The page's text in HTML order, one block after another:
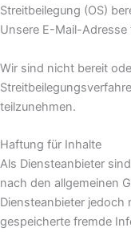
Streitbeilegung (OS)
Unsere E-Mail-
Wir sind nicht bereit
teilzunehmen.
Haftung für Inhalte
Als Diensteanbieter
nach den allgemeinen
Diensteanbieter
gespeicherte fremde